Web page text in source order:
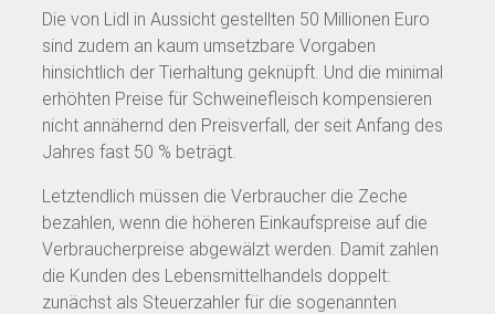
Die von Lidl in Aussicht gestellten 50 Millionen Euro
sind zudem an kaum umsetzbare Vorgaben
hinsichtlich der Tierhaltung geknüpft. Und die minimal
erhöhten Preise für Schweinefleisch kompensieren
nicht annähernd den Preisverfall, der seit Anfang des
Jahres fast 50 % beträgt.
Letztendlich müssen die Verbraucher die Zeche
bezahlen, wenn die höheren Einkaufspreise auf die
Verbraucherpreise abgewälzt werden. Damit zahlen
die Kunden des Lebensmittelhandels doppelt:
zunächst als Steuerzahler für die sogenannten